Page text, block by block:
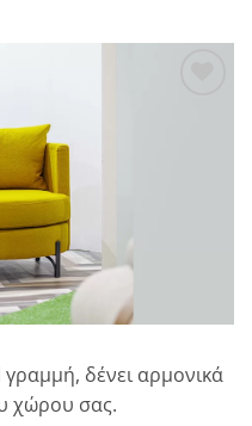
δένει αρμονικά
χώρου σας.